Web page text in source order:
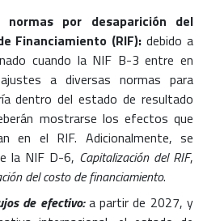
por desaparición del
Financiamiento (RIF):debido a
cuando la NIF B-3 entre en
a diversas normas para
dentro del estado de resultado
mostrarse los efectos que
en el RIF. Adicionalmente, se
la NIF D-6, Capitalización del RIF,
del costo de financiamiento.
de efectivo:a partir de 2027, y